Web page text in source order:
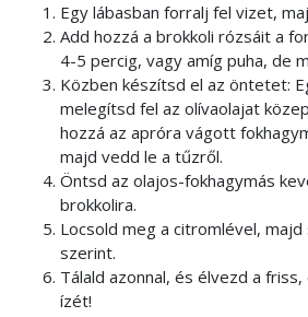
Egy lábasban forralj fel vizet,
Add hozzá a brokkoli rózsáit a
4-5 percig, vagy amíg puha, de
Közben készítsd el az öntetet:
melegítsd fel az olívaolajat
hozzá az apróra vágott
majd vedd le a tűzről.
Öntsd az olajos-fokhagymás
brokkolira.
Locsold meg a citromlével,
szerint.
Tálald azonnal, és élvezd a
ízét!